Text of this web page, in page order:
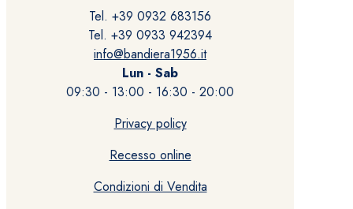
Tel. +39 0932 683156
Tel. +39 0933 942394
info@bandiera1956.it
Lun - Sab
09:30 - 13:00 - 16:30 - 20:00
Privacy policy
Recesso online
Condizioni di Vendita